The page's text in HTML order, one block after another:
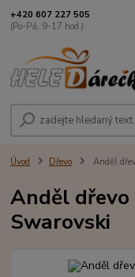
+420 607 227 505
(Po-Pá, 9-17 hod.)
Úvod Dřevo Anděl
Anděl
Swarovski